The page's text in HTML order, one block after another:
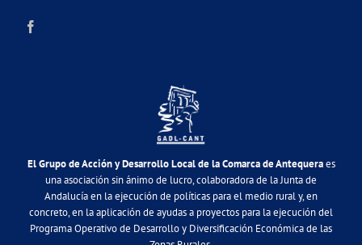
El Grupo de Acción y Desarrollo Local de la Comarca de Antequeraes
una asociación sin ánimo de lucro, colaboradora de la Junta de
Andalucía en la ejecución de políticas para el medio rural y, en
concreto, en la aplicación de ayudas a proyectos para la ejecución del
Programa Operativo de Desarrollo y Diversificación Económica de las